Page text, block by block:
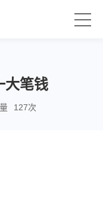
大笔钱
127次